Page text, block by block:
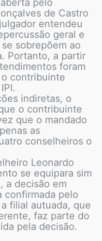
de Castro
entendeu
geral e
sobrepõem ao
Portanto, a partir
foram
contribuinte
indiretas, o
o contribuinte
que o mandado
as
conselheiros o
Leonardo
se equipara sim
a decisão em
confirmada pelo
filial autuada, que
faz parte do
pela decisão.